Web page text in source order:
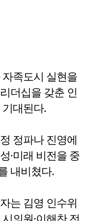
족도시 실현을
더십을 갖춘 인
대된다.
정파나 진영에
·미래 비전을 중
내비쳤다.
는 김영 인수위